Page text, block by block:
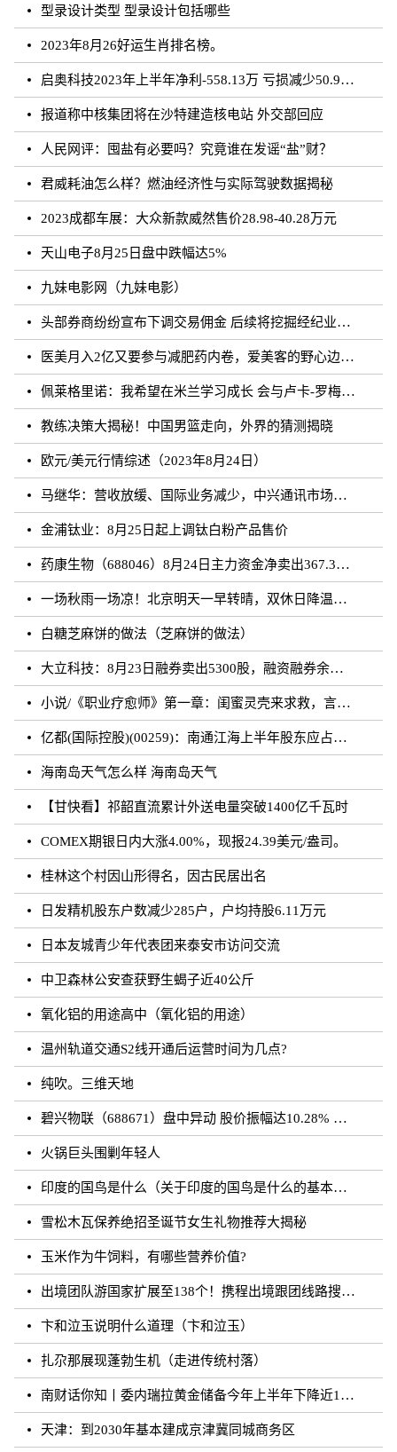
型录设计类型 型录设计包括哪些
2023年8月26好运生肖排名榜。
启奥科技2023年上半年净利-558.13万 亏损减少50.91%
报道称中核集团将在沙特建造核电站 外交部回应
人民网评：囤盐有必要吗？究竟谁在发谣“盐”财？
君威耗油怎么样？燃油经济性与实际驾驶数据揭秘
2023成都车展：大众新款威然售价28.98-40.28万元
天山电子8月25日盘中跌幅达5%
九妹电影网（九妹电影）
头部券商纷纷宣布下调交易佣金 后续将挖掘经纪业务佣金降费潜力
医美月入2亿又要参与减肥药内卷，爱美客的野心边界在哪？
佩莱格里诺：我希望在米兰学习成长 会与卢卡-罗梅罗团结互助
教练决策大揭秘！中国男篮走向，外界的猜测揭晓
欧元/美元行情综述（2023年8月24日）
马继华：营收放缓、国际业务减少，中兴通讯市场重心向国内靠拢？
金浦钛业：8月25日起上调钛白粉产品售价
药康生物（688046）8月24日主力资金净卖出367.31万元
一场秋雨一场凉！北京明天一早转晴，双休日降温雨再来
白糖芝麻饼的做法（芝麻饼的做法）
大立科技：8月23日融券卖出5300股，融资融券余额7.64亿元
小说/《职业疗愈师》第一章：闺蜜灵壳来求救，言闻雨对付暗灵
亿都(国际控股)(00259)：南通江海上半年股东应占溢利约3.62亿元 同比增加21.01%
海南岛天气怎么样 海南岛天气
【甘快看】祁韶直流累计外送电量突破1400亿千瓦时
COMEX期银日内大涨4.00%，现报24.39美元/盎司。
桂林这个村因山形得名，因古民居出名
日发精机股东户数减少285户，户均持股6.11万元
日本友城青少年代表团来泰安市访问交流
中卫森林公安查获野生蝎子近40公斤
氧化铝的用途高中（氧化铝的用途）
温州轨道交通S2线开通后运营时间为几点?
纯吹。三维天地
碧兴物联（688671）盘中异动 股价振幅达10.28% 跌7.03% 报55.2元（08-23）
火锅巨头围剿年轻人
印度的国鸟是什么（关于印度的国鸟是什么的基本详情介绍）
雪松木瓦保养绝招圣诞节女生礼物推荐大揭秘
玉米作为牛饲料，有哪些营养价值?
出境团队游国家扩展至138个！携程出境跟团线路搜索涨超20倍
卞和泣玉说明什么道理（卞和泣玉）
扎尕那展现蓬勃生机（走进传统村落）
南财话你知丨委内瑞拉黄金储备今年上半年下降近12%，原因何在？广东“织网”记：全面迈入“高铁时代”，轨道沿线隆起大产业带
天津：到2030年基本建成京津冀同城商务区